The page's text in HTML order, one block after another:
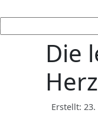
Die
Erstellt: